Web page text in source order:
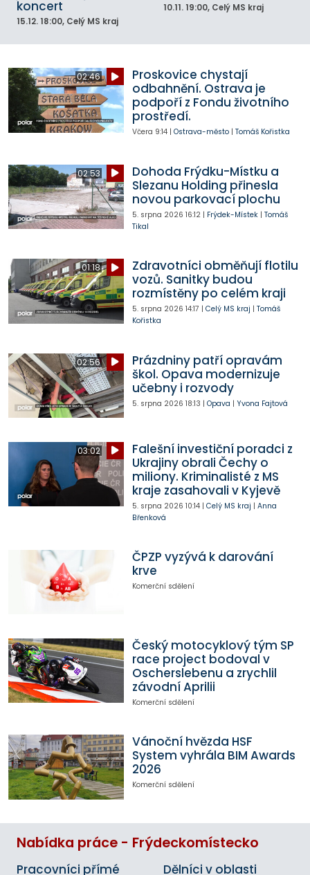
koncert
15.12. 18:00, Celý MS kraj
10.11. 19:00, Celý MS kraj
02:46
Proskovice chystají
odbahnění. Ostrava je
podpoří z Fondu životního
prostředí.
Včera 9:14| Ostrava-město| Tomáš Kořistka
02:53
Dohoda Frýdku-Místku a
Slezanu Holding přinesla
novou parkovací plochu
5. srpna 2026 16:12| Frýdek-Místek| Tomáš
Tikal
01:18
Zdravotníci obměňují flotilu
vozů. Sanitky budou
rozmístěny po celém kraji
5. srpna 2026 14:17 | Celý MS kraj | Tomáš
Kořistka
02:56
Prázdniny patří opravám
škol. Opava modernizuje
učebny i rozvody
5. srpna 2026 18:13 | Opava | Yvona Fajtová
03:02
Falešní investiční poradci z
Ukrajiny obrali Čechy o
miliony. Kriminalisté z MS
kraje zasahovali v Kyjevě
5. srpna 2026 10:14| Celý MS kraj | Anna
Břenková
ČPZP vyzývá k darování
krve
Komerční sdělení
Český motocyklový tým SP
race project bodoval v
Oscherslebenu a zrychlil
závodní Aprilii
Komerční sdělení
Vánoční hvězda HSF
System vyhrála BIM Awards
2026
Komerční sdělení
Nabídka práce - Frýdeckomístecko
Pracovníci přímé Dělníci v oblasti